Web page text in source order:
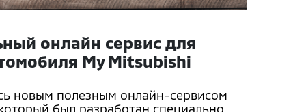
онлайн сервис для
My Mitsubishi
новым полезным онлайн-сервисом
был разработан специально